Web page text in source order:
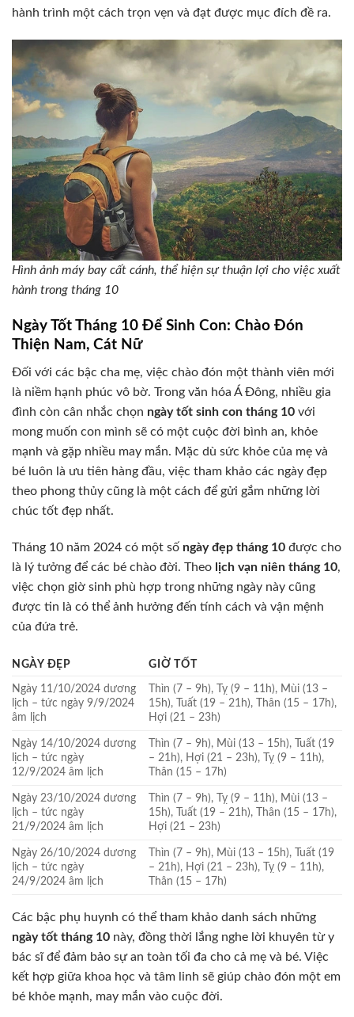
hành trình một cách trọn vẹn và đạt được mục đích đề ra.
Hình ảnh máy bay cất cánh, thể hiện sự thuận lợi cho việc xuất
hành trong tháng 10
Ngày Tốt Tháng 10 Để Sinh Con: Chào Đón
Thiện Nam, Cát Nữ
Đối với các bậc cha mẹ, việc chào đón một thành viên mới
là niềm hạnh phúc vô bờ. Trong văn hóa Á Đông, nhiều gia
đình còn cân nhắc chọn ngày tốt sinh con tháng 10 với
mong muốn con mình sẽ có một cuộc đời bình an, khỏe
mạnh và gặp nhiều may mắn. Mặc dù sức khỏe của mẹ và
bé luôn là ưu tiên hàng đầu, việc tham khảo các ngày đẹp
theo phong thủy cũng là một cách để gửi gắm những lời
chúc tốt đẹp nhất.
Tháng 10 năm 2024 có một số ngày đẹp tháng 10 được cho
là lý tưởng để các bé chào đời. Theo lịch vạn niên tháng 10,
việc chọn giờ sinh phù hợp trong những ngày này cũng
được tin là có thể ảnh hưởng đến tính cách và vận mệnh
của đứa trẻ.
NGÀY ĐẸP GIỜ TỐT
Ngày 11/10/2024 dương
lịch – tức ngày 9/9/2024
âm lịch
Thìn (7 – 9h), Tỵ (9 – 11h), Mùi (13 –
15h), Tuất (19 – 21h), Thân (15 – 17h),
Hợi (21 – 23h)
Ngày 14/10/2024 dương
lịch – tức ngày
12/9/2024 âm lịch
Thìn (7 – 9h), Mùi (13 – 15h), Tuất (19
– 21h), Hợi (21 – 23h), Tỵ (9 – 11h),
Thân (15 – 17h)
Ngày 23/10/2024 dương
lịch – tức ngày
21/9/2024 âm lịch
Thìn (7 – 9h), Tỵ (9 – 11h), Mùi (13 –
15h), Tuất (19 – 21h), Thân (15 – 17h),
Hợi (21 – 23h)
Ngày 26/10/2024 dương
lịch – tức ngày
24/9/2024 âm lịch
Thìn (7 – 9h), Mùi (13 – 15h), Tuất (19
– 21h), Hợi (21 – 23h), Tỵ (9 – 11h),
Thân (15 – 17h)
Các bậc phụ huynh có thể tham khảo danh sách những
ngày tốt tháng 10 này, đồng thời lắng nghe lời khuyên từ y
bác sĩ để đảm bảo sự an toàn tối đa cho cả mẹ và bé. Việc
kết hợp giữa khoa học và tâm linh sẽ giúp chào đón một em
bé khỏe mạnh, may mắn vào cuộc đời.